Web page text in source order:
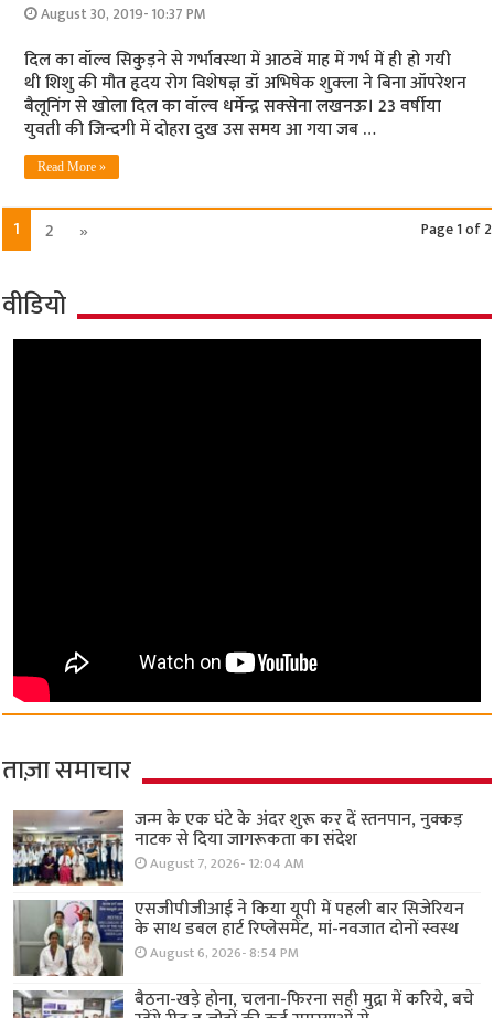
August 30, 2019- 10:37 PM
दिल का वॉल्‍व सिकुड़ने से गर्भावस्‍था में आठवें माह में गर्भ में ही हो गयी
थी शिशु की मौत हृदय रोग विशेषज्ञ डॉ अभिषेक शुक्‍ला ने बिना ऑपरेशन
बैलूनिंग से खोला दिल का वॉल्‍व धर्मेन्‍द्र सक्‍सेना लखनऊ। 23 वर्षीया
युवती की जिन्‍दगी में दोहरा दुख उस समय आ गया जब …
Read More »
Page 1 of 2
1 2 »
वीडियो
ताज़ा समाचार
जन्म के एक घंटे के अंदर शुरू कर दें स्तनपान, नुक्कड़
नाटक से दिया जागरूकता का संदेश
August 7, 2026- 12:04 AM
एसजीपीजीआई ने किया यूपी में पहली बार सिजेरियन
के साथ डबल हार्ट रिप्लेसमेंट, मां-नवजात दोनों स्वस्थ
August 6, 2026- 8:54 PM
बैठना-खड़े होना, चलना-फिरना सही मुद्रा में करिये, बचे